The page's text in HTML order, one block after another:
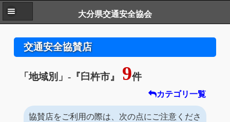
大分県交通安全協会
交通安全協賛店
「地域別」 -『臼杵市』 9件
カテゴリ一覧
協賛店をご利用の際は、次の点にご注意くださ